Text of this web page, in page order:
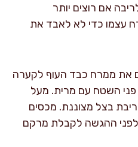
לריבה אם רוצים יותר
עצמו כדי לא לאבד את
את ממרח כבד העוף לקערה
השטח עם מרית. מעל
בצל מצוננת. מכסים
2 שעות לפני ההגשה לקבלת מרקם